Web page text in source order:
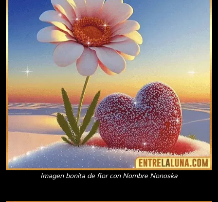
Imagen bonita de flor con Nombre Nonoska